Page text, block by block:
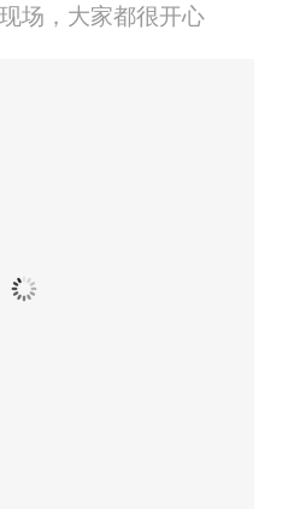
场，大家都很开心